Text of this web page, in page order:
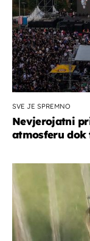
SVE JE SPREMNO
Nevjerojatni
atmosferu dok